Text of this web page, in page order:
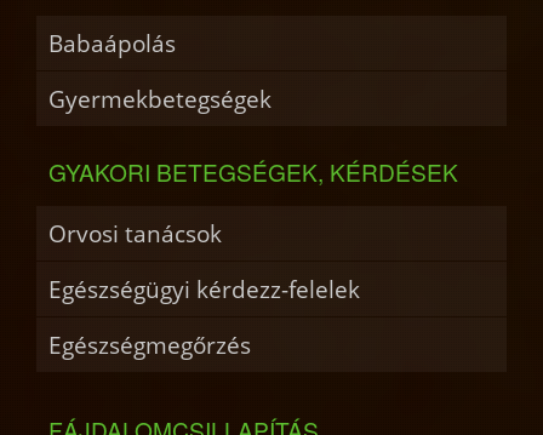
Babaápolás
Gyermekbetegségek
GYAKORI BETEGSÉGEK, KÉRDÉSEK
Orvosi tanácsok
Egészségügyi kérdezz-felelek
Egészségmegőrzés